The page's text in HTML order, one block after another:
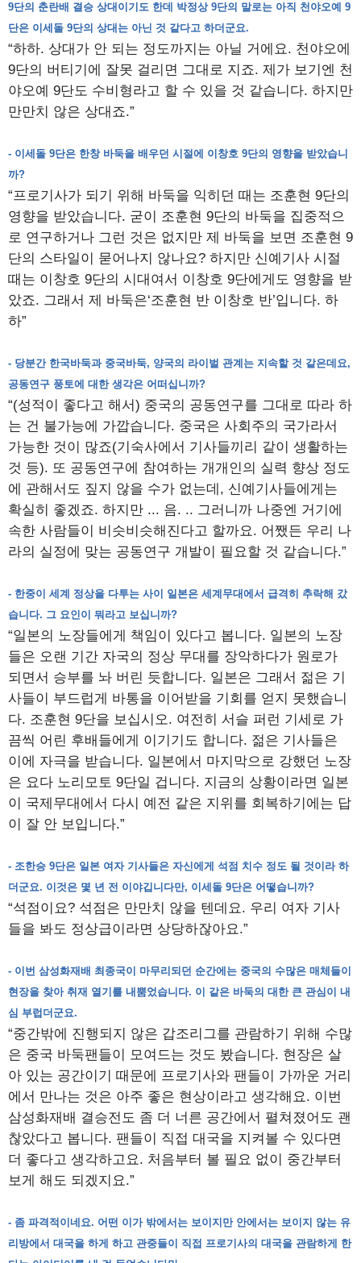
9단의 춘란배 결승 상대이기도 한데 박정상 9단의 말로는 아직 천야오예 9
단은 이세돌 9단의 상대는 아닌 것 같다고 하더군요.
“하하. 상대가 안 되는 정도까지는 아닐 거에요. 천야오에
9단의 버티기에 잘못 걸리면 그대로 지죠. 제가 보기엔 천
야오예 9단도 수비형라고 할 수 있을 것 같습니다. 하지만
만만치 않은 상대죠.”
- 이세돌 9단은 한창 바둑을 배우던 시절에 이창호 9단의 영향을 받았습니
까?
“프로기사가 되기 위해 바둑을 익히던 때는 조훈현 9단의
영향을 받았습니다. 굳이 조훈현 9단의 바둑을 집중적으
로 연구하거나 그런 것은 없지만 제 바둑을 보면 조훈현 9
단의 스타일이 묻어나지 않나요? 하지만 신예기사 시절
때는 이창호 9단의 시대여서 이창호 9단에게도 영향을 받
았죠. 그래서 제 바둑은‘조훈현 반 이창호 반’입니다. 하
하”
- 당분간 한국바둑과 중국바둑, 양국의 라이벌 관계는 지속할 것 같은데요,
공동연구 풍토에 대한 생각은 어떠십니까?
“(성적이 좋다고 해서) 중국의 공동연구를 그대로 따라 하
는 건 불가능에 가깝습니다. 중국은 사회주의 국가라서
가능한 것이 많죠(기숙사에서 기사들끼리 같이 생활하는
것 등). 또 공동연구에 참여하는 개개인의 실력 향상 정도
에 관해서도 짚지 않을 수가 없는데, 신예기사들에게는
확실히 좋겠죠. 하지만 ... 음. .. 그러니까 나중엔 거기에
속한 사람들이 비슷비슷해진다고 할까요. 어쨌든 우리 나
라의 실정에 맞는 공동연구 개발이 필요할 것 같습니다.”
- 한중이 세계 정상을 다투는 사이 일본은 세계무대에서 급격히 추락해 갔
습니다. 그 요인이 뭐라고 보십니까?
“일본의 노장들에게 책임이 있다고 봅니다. 일본의 노장
들은 오랜 기간 자국의 정상 무대를 장악하다가 원로가
되면서 승부를 놔 버린 듯합니다. 일본은 그래서 젊은 기
사들이 부드럽게 바통을 이어받을 기회를 얻지 못했습니
다. 조훈현 9단을 보십시오. 여전히 서슬 퍼런 기세로 가
끔씩 어린 후배들에게 이기기도 합니다. 젊은 기사들은
이에 자극을 받습니다. 일본에서 마지막으로 강했던 노장
은 요다 노리모토 9단일 겁니다. 지금의 상황이라면 일본
이 국제무대에서 다시 예전 같은 지위를 회복하기에는 답
이 잘 안 보입니다.”
- 조한승 9단은 일본 여자 기사들은 자신에게 석점 치수 정도 될 것이라 하
더군요. 이것은 몇 년 전 이야깁니다만, 이세돌 9단은 어떻습니까?
“석점이요? 석점은 만만치 않을 텐데요. 우리 여자 기사
들을 봐도 정상급이라면 상당하잖아요.”
- 이번 삼성화재배 최종국이 마무리되던 순간에는 중국의 수많은 매체들이
현장을 찾아 취재 열기를 내뿜었습니다. 이 같은 바둑의 대한 큰 관심이 내
심 부럽더군요.
“중간밖에 진행되지 않은 갑조리그를 관람하기 위해 수많
은 중국 바둑팬들이 모여드는 것도 봤습니다. 현장은 살
아 있는 공간이기 때문에 프로기사와 팬들이 가까운 거리
에서 만나는 것은 아주 좋은 현상이라고 생각해요. 이번
삼성화재배 결승전도 좀 더 너른 공간에서 펼쳐졌어도 괜
찮았다고 봅니다. 팬들이 직접 대국을 지켜볼 수 있다면
더 좋다고 생각하고요. 처음부터 볼 필요 없이 중간부터
보게 해도 되겠지요.”
- 좀 파격적이네요. 어떤 이가 밖에서는 보이지만 안에서는 보이지 않는 유
리방에서 대국을 하게 하고 관중들이 직접 프로기사의 대국을 관람하게 한